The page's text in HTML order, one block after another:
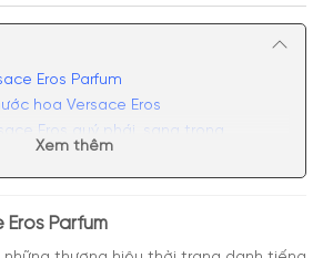
Eros Parfum
hoa Versace Eros
Eros quý phái, sang trọng
Xem thêm
Eros Parfum